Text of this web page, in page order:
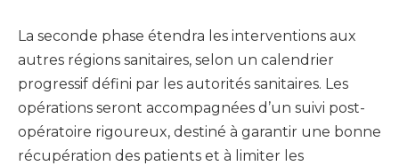
La seconde phase étendra les interventions aux
autres régions sanitaires, selon un calendrier
progressif défini par les autorités sanitaires. Les
opérations seront accompagnées d’un suivi post-
opératoire rigoureux, destiné à garantir une bonne
récupération des patients et à limiter les